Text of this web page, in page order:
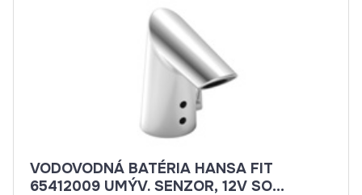
VODOVODNÁ BATÉRIA HANSA FIT
65412009 UMÝV. SENZOR, 12V SO